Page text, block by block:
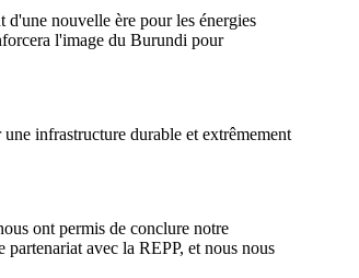
d'une nouvelle ère pour les énergies
l'image du Burundi pour
infrastructure durable et extrêmement
ont permis de conclure notre
avec la REPP, et nous nous